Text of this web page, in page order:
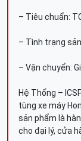
– Tiêu chuẩn:
– Tình trạng
– Vận chuyển:
Hệ Thống –
tùng xe máy
sản phẩm là
cho đại lý, cửa